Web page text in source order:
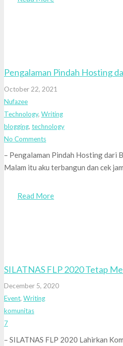
Pengalaman Pindah Hosting
October 22, 2021
Nufazee
Technology, Writing
blogging, technology
No Comments
– Pengalaman Pindah Hosting dari
Malam itu aku terbangun dan cek
Read More
SILATNAS FLP 2020 Tetap
December 5, 2020
Event, Writing
komunitas
7Comments
– SILATNAS FLP 2020 Lahirkan